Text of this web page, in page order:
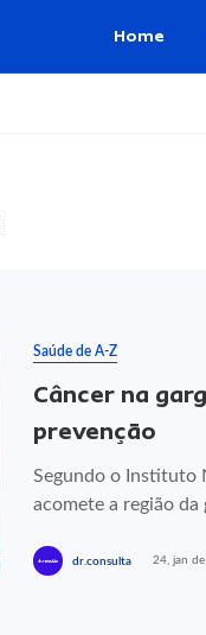
Home
Saúde de A-Z
Câncer na
prevenção
Segundo o Instituto
acomete a região
dr.consulta 24, jan